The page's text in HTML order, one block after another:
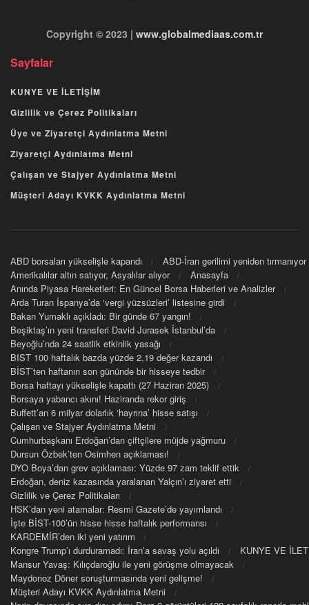
Copyright © 2023 | www.globalmediaas.com.tr
Sayfalar
KUNYE VE İLETİŞİM
Gizlilik ve Çerez Politikaları
Üye ve Ziyaretçi Aydınlatma Metni
Ziyaretçi Aydınlatma Metni
Çalışan ve Stajyer Aydınlatma Metni
Müşteri Adayı KVKK Aydınlatma Metni
ABD borsaları yükselişle kapandı
ABD-İran gerilimi yeniden tırmanıyor
Amerikalılar altın satıyor, Asyalılar alıyor
Anasayfa
Anında Piyasa Hareketleri: En Güncel Borsa Haberleri ve Analizler
Arda Turan İspanya’da ‘vergi yüzsüzleri’ listesine girdi
Bakan Yumaklı açıkladı: Bir günde 67 yangın!
Beşiktaş’ın yeni transferi David Jurasek İstanbul’da
Beyoğlu’nda 24 saatlik etkinlik yasağı
BIST 100 haftalık bazda yüzde 2,19 değer kazandı
BİST’ten haftanın son gününde bir hisseye tedbir
Borsa haftayı yükselişle kapattı (27 Haziran 2025)
Borsaya yabancı akını! Haziranda rekor giriş
Buffett’an 6 milyar dolarlık ‘hayrına’ hisse satışı
Çalışan ve Stajyer Aydınlatma Metni
Cumhurbaşkanı Erdoğan’dan çiftçilere müjde yağmuru
Dursun Özbek’ten Osimhen açıklaması!
DYO Boya’dan grev açıklaması: Yüzde 97 zam teklif ettik
Erdoğan, deniz kazasında yaralanan Yalçın’ı ziyaret etti
Gizlilik ve Çerez Politikaları
HSK’dan yeni atamalar: Resmi Gazete’de yayımlandı
İşte BİST-100’ün hisse hisse haftalık performansı
KARDEMİR’den iki yeni yatırım
Kongre Trump’ı durduramadı: İran’a savaş yolu açıldı
KUNYE VE
Mansur Yavaş: Kılıçdaroğlu ile yeni görüşme olmayacak
Maydonoz Döner soruşturmasında yeni gelişme!
Müşteri Adayı KVKK Aydınlatma Metni